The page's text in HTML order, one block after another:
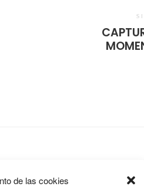
de las cookies
diseño gráfico y web, mi